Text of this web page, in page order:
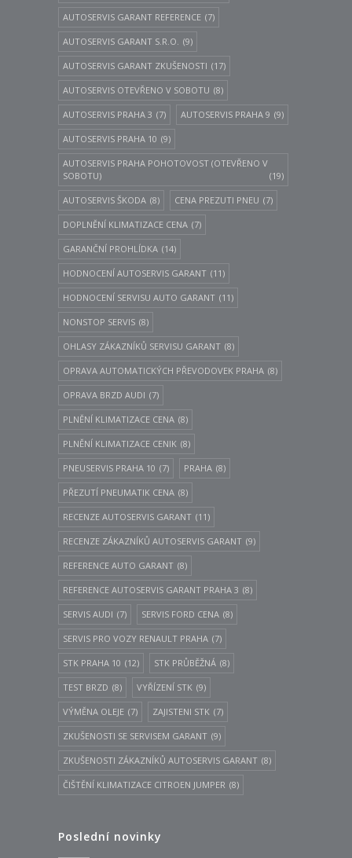
AUTOSERVIS GARANT REFERENCE (7)
AUTOSERVIS GARANT S.R.O. (9)
AUTOSERVIS GARANT ZKUŠENOSTI (17)
AUTOSERVIS OTEVŘENO V SOBOTU (8)
AUTOSERVIS PRAHA 3 (7) AUTOSERVIS PRAHA 9 (9)
AUTOSERVIS PRAHA 10 (9)
AUTOSERVIS PRAHA POHOTOVOST (OTEVŘENO V
SOBOTU)
(19)
AUTOSERVIS ŠKODA (8) CENA PREZUTI PNEU (7)
DOPLNĚNÍ KLIMATIZACE CENA (7)
GARANČNÍ PROHLÍDKA (14)
HODNOCENÍ AUTOSERVIS GARANT (11)
HODNOCENÍ SERVISU AUTO GARANT (11)
NONSTOP SERVIS (8)
OHLASY ZÁKAZNÍKŮ SERVISU GARANT (8)
OPRAVA AUTOMATICKÝCH PŘEVODOVEK PRAHA (8)
OPRAVA BRZD AUDI (7)
PLNĚNÍ KLIMATIZACE CENA (8)
PLNĚNÍ KLIMATIZACE CENIK (8)
PNEUSERVIS PRAHA 10 (7) PRAHA (8)
PŘEZUTÍ PNEUMATIK CENA (8)
RECENZE AUTOSERVIS GARANT (11)
RECENZE ZÁKAZNÍKŮ AUTOSERVIS GARANT (9)
REFERENCE AUTO GARANT (8)
REFERENCE AUTOSERVIS GARANT PRAHA 3 (8)
SERVIS AUDI (7) SERVIS FORD CENA (8)
SERVIS PRO VOZY RENAULT PRAHA (7)
STK PRAHA 10 (12) STK PRŮBĚŽNÁ (8)
TEST BRZD (8) VYŘÍZENÍ STK (9)
VÝMĚNA OLEJE (7) ZAJISTENI STK (7)
ZKUŠENOSTI SE SERVISEM GARANT (9)
ZKUŠENOSTI ZÁKAZNÍKŮ AUTOSERVIS GARANT (8)
ČIŠTĚNÍ KLIMATIZACE CITROEN JUMPER (8)
Poslední novinky